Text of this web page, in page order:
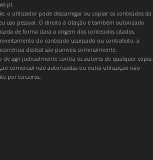
o utilizador pode descarregar ou copiar os conteúdos da
uso pessoal. O direito à citação é também autorizado
de forma clara a origem dos conteúdos citados.
do conteúdo usurpado ou contrafeito, a
desleal são puníveis criminalmente.
de agir judicialmente contra os autores de qualquer cópia,
comercial não autorizadas ou outra utilização não
por terceiros.